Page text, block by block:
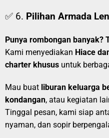
✅ 6. Pilihan Armada
Punya rombongan banyak?
Kami menyediakan Hiace
charter khusus untuk
Mau buat liburan keluarga
kondangan, atau kegiatan
Tinggal pesan, kami siap
nyaman, dan sopir